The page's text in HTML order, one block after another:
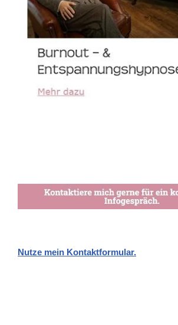
Nutze mein Kontaktformular.